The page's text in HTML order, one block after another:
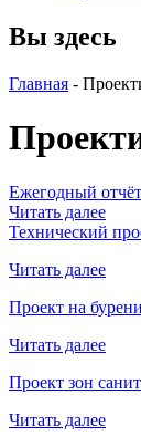
Вы здесь
Главная -
Ежегодный
Читать далее
Технический
Читать далее
Проект на
Читать далее
Проект зон
Читать далее